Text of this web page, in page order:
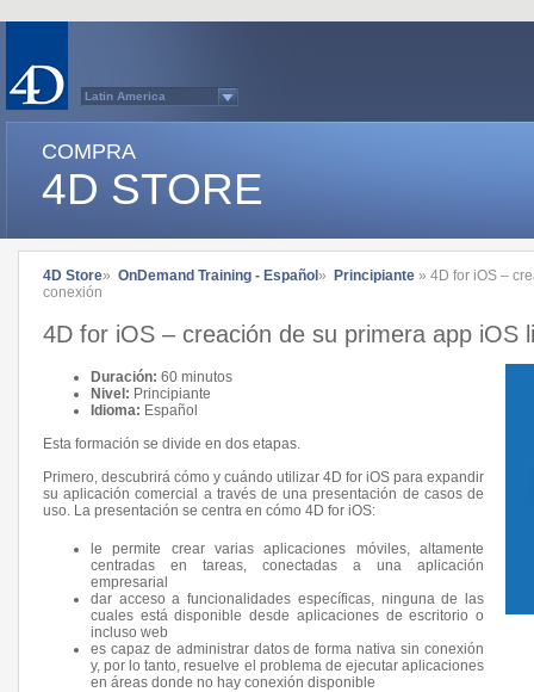
Latin America
Belgium (French)
Germany
Italy
Spain
Sweden
Switzerland (German)
Country list...
COMPRA
4D STORE
4D Store» OnDemand Training - Español » Principiante » 4D for iOS –
conexión
4D for iOS – creación de su primera app iOS
Duración: 60 minutos
Nivel: Principiante
Idioma: Español
Esta formación se divide en dos etapas.
Primero, descubrirá cómo y cuándo utilizar 4D for iOS para expandir
su aplicación comercial a través de una presentación de casos de
uso. La presentación se centra en cómo 4D for iOS:
le permite crear varias aplicaciones móviles, altamente
centradas en tareas, conectadas a una aplicación
empresarial
dar acceso a funcionalidades específicas, ninguna de las
cuales está disponible desde aplicaciones de escritorio o
incluso web
es capaz de administrar datos de forma nativa sin conexión
y, por lo tanto, resuelve el problema de ejecutar aplicaciones
en áreas donde no hay conexión disponible